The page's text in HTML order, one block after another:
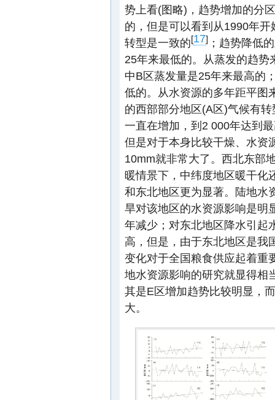
势上看(图略)，趋势增加的分
的，但是可以看到从1990年
转型是一致的[17] ；趋势降低
25年来最低的。从蒸发的趋
中B区蒸发量是25年来最高的
低的。从水资源的多年距平图
的西部部分地区(A区)气候有
一直在增加，到2 000年达到
但是对于本身比较干燥、水资
10mm就非常大了。西北东部
暖情景下，中纬度地区暖干化
和东北地区更为显著。陆地水
旱对该地区的水资源影响是明
年减少；对东北地区降水引起
高，但是，由于东北地区是我
变化对于全国粮食供应起着重
地水资源影响的研究就显得相
其是E区增加趋势比较明显，
大。